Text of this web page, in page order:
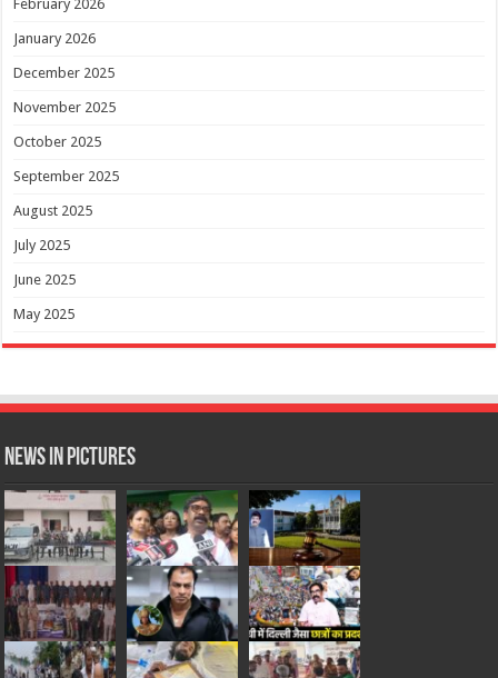
February 2026
January 2026
December 2025
November 2025
October 2025
September 2025
August 2025
July 2025
June 2025
May 2025
News in Pictures